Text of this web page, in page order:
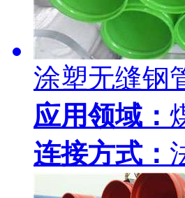
涂塑无缝钢
应用领域：
连接方式：